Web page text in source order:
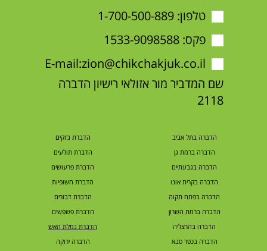
טלפון:1-700-500-889
פקס: 1533-9098588
E-mail:zion@chikchakjuk.co.il
שם המדביר מור אזולאי רישיון הדברה
2118
הדברה בתל אביב
הדברה ברמת גן
הדברה בגבעתיים
הדברה בקרית אונו
הדברה בפתח תקוה
הדברה ברמת השרון
הדברה בהרצליה
הדברה בכפר סבא
הדברת ג'וקים
הדברת תולעים
הדברת פרעושים
הדברת חשופיות
הדברת דבורים
הדברת פשפשים
הדברת נמלת האש
הדברה ירוקה